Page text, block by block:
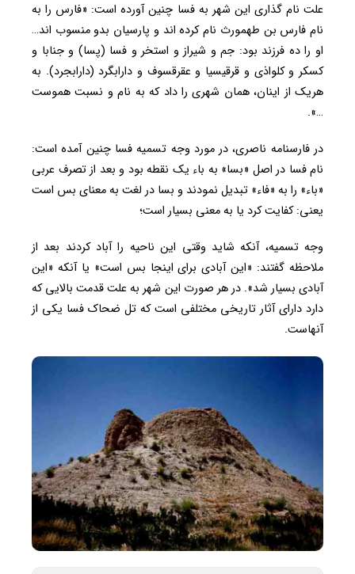
علت نام گذاری این شهر به فسا چنین آورده است: «فارس را به
نام فارس بن طهمورث نام کرده اند و پارسیان بدو منسوب اند…
او را ده فرزند بود: جم و شیراز و استخر و فسا (پسا) و جنابا و
کسکر و کلواذی و قرقیسیا و عقرقسوف و دارابگرد (دارابجرد). به
هریک از اینان، همان شهری را داد که به نام و نسبت هموست
…».
در فارسنامه ناصری، در مورد وجه تسمیه فسا چنین آمده است:
نام فسا در اصل «بسا» به باء یک نقطه بود و بعد از تصرف عربی
«باء» را به «فاء» تبدیل نمودند و بسا در لغت به معنای بس است
یعنی: کفایت کرد یا به معنی بسیار است؛
وجه تسمیه، آنکه شاید وقتی این ناحیه را آباد کردند بعد از
ملاحظه گفتند: «این آبادی برای اینجا بس است» یا آنکه «این
آبادی بسیار شد». در هر صورت این شهر به علت قدمت بالایی که
دارد دارای آثار تاریخی مختلفی است که تل ضحاک فسا یکی از
آنهاست.